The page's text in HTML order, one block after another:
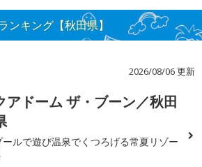
ンキング【秋田県】
2026/08/06 更新
アドーム ザ・ブーン／秋田
ールで遊び温泉でくつろげる常夏リゾー